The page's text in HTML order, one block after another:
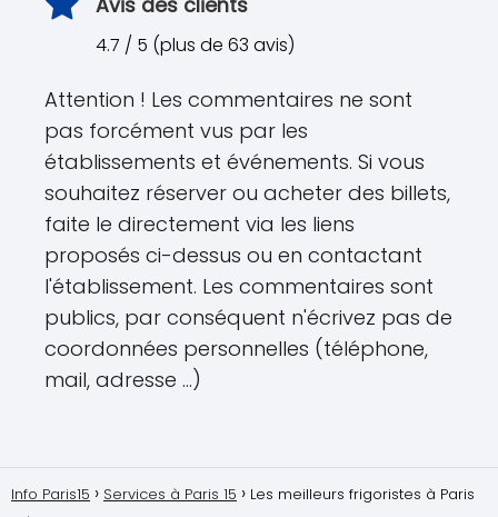
Avis des clients
4.7 / 5 (plus de 63 avis)
Attention ! Les commentaires ne sont
pas forcément vus par les
établissements et événements. Si vous
souhaitez réserver ou acheter des billets,
faite le directement via les liens
proposés ci-dessus ou en contactant
l'établissement. Les commentaires sont
publics, par conséquent n'écrivez pas de
coordonnées personnelles (téléphone,
mail, adresse ...)
Info Paris15 Services à Paris 15
Les meilleurs frigoristes à Paris